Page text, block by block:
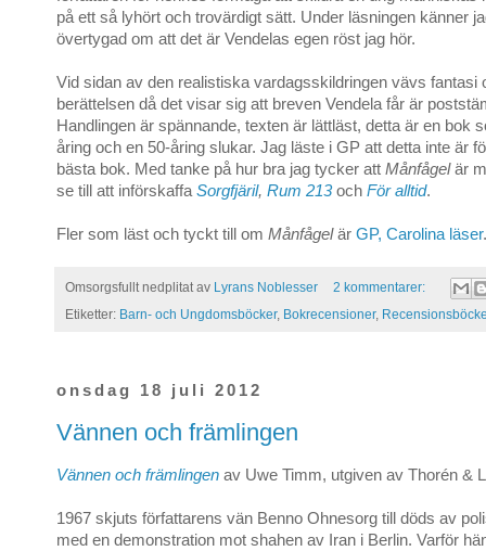
på ett så lyhört och trovärdigt sätt. Under läsningen känner
övertygad om att det är Vendelas egen röst jag hör.
Vid sidan av den realistiska vardagsskildringen vävs fantasi
berättelsen då det visar sig att breven Vendela får är
Handlingen är spännande, texten är lättläst, detta är en bok
åring och en 50-åring slukar. Jag läste i GP att detta inte är
bästa bok. Med tanke på hur bra jag tycker att Månfågelär
se till att införskaffa Sorgfjäril, Rum 213och För alltid.
Fler som läst och tyckt till om Månfågelär GP, Carolina läser.
Omsorgsfullt nedplitat av Lyrans Noblesser
2 kommentarer:
Etiketter: Barn- och Ungdomsböcker, Bokrecensioner,
onsdag 18 juli 2012
Vännen och främlingen
Vännen och främlingen av Uwe Timm, utgiven av Thorén &
1967 skjuts författarens vän Benno Ohnesorg till döds av
med en demonstration mot shahen av Iran i Berlin. Varför